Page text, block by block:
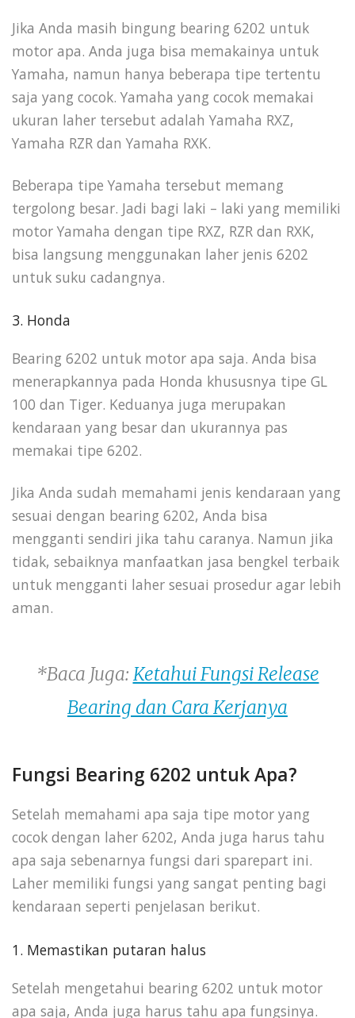
Jika Anda masih bingung bearing 6202 untuk
motor apa. Anda juga bisa memakainya untuk
Yamaha, namun hanya beberapa tipe tertentu
saja yang cocok. Yamaha yang cocok memakai
ukuran laher tersebut adalah Yamaha RXZ,
Yamaha RZR dan Yamaha RXK.
Beberapa tipe Yamaha tersebut memang
tergolong besar. Jadi bagi laki – laki yang memiliki
motor Yamaha dengan tipe RXZ, RZR dan RXK,
bisa langsung menggunakan laher jenis 6202
untuk suku cadangnya.
3. Honda
Bearing 6202 untuk motor apa saja. Anda bisa
menerapkannya pada Honda khususnya tipe GL
100 dan Tiger. Keduanya juga merupakan
kendaraan yang besar dan ukurannya pas
memakai tipe 6202.
Jika Anda sudah memahami jenis kendaraan yang
sesuai dengan bearing 6202, Anda bisa
mengganti sendiri jika tahu caranya. Namun jika
tidak, sebaiknya manfaatkan jasa bengkel terbaik
untuk mengganti laher sesuai prosedur agar lebih
aman.
*Baca Juga: Ketahui Fungsi Release
Bearing dan Cara Kerjanya
Fungsi Bearing 6202 untuk Apa?
Setelah memahami apa saja tipe motor yang
cocok dengan laher 6202, Anda juga harus tahu
apa saja sebenarnya fungsi dari sparepart ini.
Laher memiliki fungsi yang sangat penting bagi
kendaraan seperti penjelasan berikut.
1. Memastikan putaran halus
Setelah mengetahui bearing 6202 untuk motor
apa saja, Anda juga harus tahu apa fungsinya.